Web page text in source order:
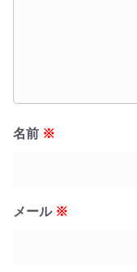
名前 ※
メール ※